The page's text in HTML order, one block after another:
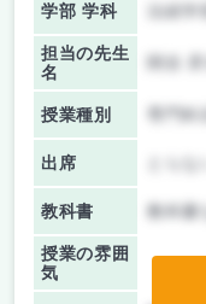
学部 学科 法経
担当の先生
名
授業種別
出席
教科書 教科
授業の雰囲
気